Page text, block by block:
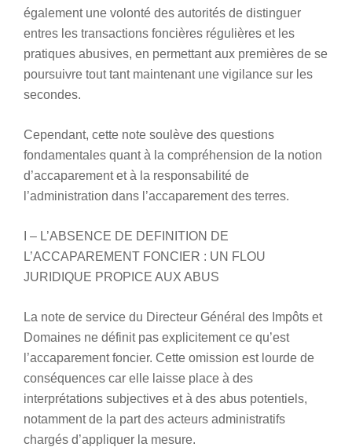
également une volonté des autorités de distinguer
entres les transactions foncières régulières et les
pratiques abusives, en permettant aux premières de se
poursuivre tout tant maintenant une vigilance sur les
secondes.
Cependant, cette note soulève des questions
fondamentales quant à la compréhension de la notion
d’accaparement et à la responsabilité de
l’administration dans l’accaparement des terres.
I – L’ABSENCE DE DEFINITION DE
L’ACCAPAREMENT FONCIER : UN FLOU
JURIDIQUE PROPICE AUX ABUS
La note de service du Directeur Général des Impôts et
Domaines ne définit pas explicitement ce qu’est
l’accaparement foncier. Cette omission est lourde de
conséquences car elle laisse place à des
interprétations subjectives et à des abus potentiels,
notamment de la part des acteurs administratifs
chargés d’appliquer la mesure.